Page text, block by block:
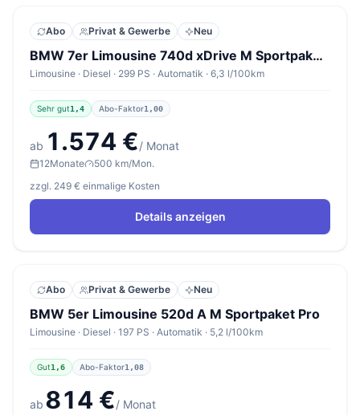
Abo Privat & Gewerbe Neu
BMW 7er Limousine 740d xDrive M Sportpaket Pro
Limousine · Diesel · 299 PS · Automatik · 6,3 l/100km
Sehr gut1,4 Abo-Faktor1,00
ab 1.574 €/ Monat
12Monate
500 km/Mon.
zzgl. 249 € einmalige Kosten
Details anzeigen
Abo Privat & Gewerbe Neu
BMW 5er Limousine 520d A M Sportpaket Pro
Limousine · Diesel · 197 PS · Automatik · 5,2 l/100km
Gut1,6 Abo-Faktor1,08
ab 814 €/ Monat